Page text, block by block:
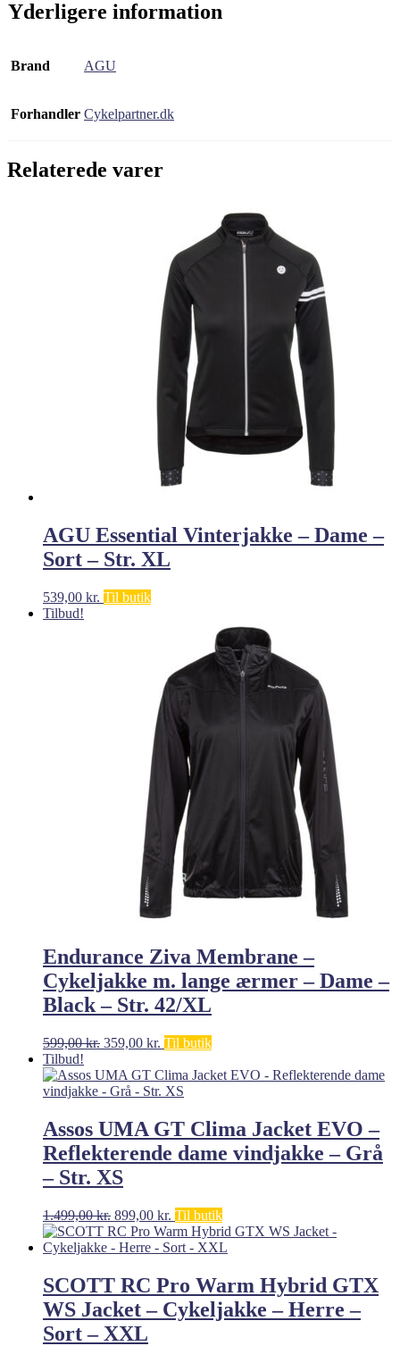
Yderligere information
Brand AGU
Forhandler Cykelpartner.dk
Relaterede varer
AGU Essential Vinterjakke – Dame –
Sort – Str. XL
539,00 kr. Til butik
Tilbud!
Endurance Ziva Membrane –
Cykeljakke m. lange ærmer – Dame –
Black – Str. 42/XL
599,00kr. Den
pris
var:
359,00 kr. Den
pris
er:
Til butik
Tilbud!
Assos UMA GT Clima Jacket EVO –
Reflekterende dame vindjakke – Grå
– Str. XS
1.499,00kr. Den
oprindelige
pris
1.499,00 kr..
899,00 kr. Den
aktuelle
pris
899,00 kr..
Til butik
SCOTT RC Pro Warm Hybrid GTX
WS Jacket – Cykeljakke – Herre –
Sort – XXL